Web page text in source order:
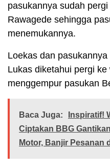
pasukannya sudah
Rawagede sehingga
menemukannya.
Loekas dan
Lukas diketahui pergi
menggempur pasukan
Baca Juga:
Inspiratif!
Ciptakan BBG
Motor, Banjir Pesanan